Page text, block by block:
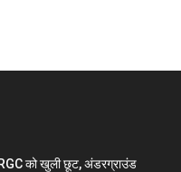
को खुली छूट, अंडरग्राउंड